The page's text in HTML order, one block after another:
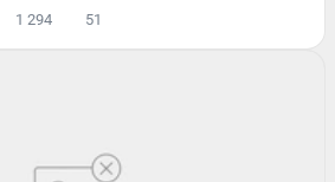
1 294 51